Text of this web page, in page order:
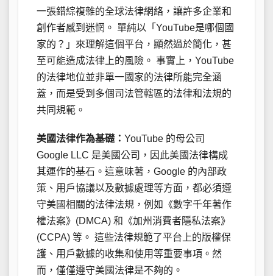
一張錯綜複雜的全球法律網絡，讓許多企業和
創作者感到迷惘。 單純以「YouTube是哪個國
家的？」來理解這個平台，顯然過於簡化，甚
至可能造成法律上的風險。 事實上，YouTube
的法律地位並非單一國家的法律所能完全涵
蓋，而是受到多個司法管轄區的法律和法規的
共同規範。
美國法律作為基礎： YouTube 的母公司
Google LLC 是美國公司，因此美國法律構成
其運作的基石。這意味著，Google 的內部政
策、用戶協議以及數據處理等方面，都必須遵
守美國相關的法律法規，例如《數字千年著作
權法案》(DMCA) 和《加州消費者隱私法案》
(CCPA) 等。 這些法律規範了平台上的版權保
護、用戶數據的收集和使用等重要事項。然
而，僅僅遵守美國法律是不夠的。